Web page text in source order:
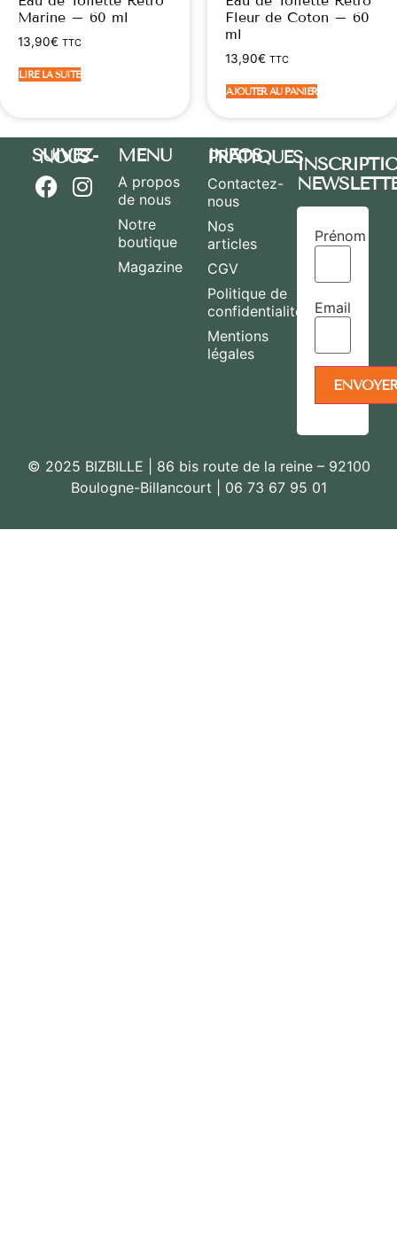
Marine – 60 ml
13,90€ TTC
LIRE LA SUITE
Fleur de Coton – 60
ml
13,90€ TTC
AJOUTER AU PANIER
SUIVEZ-NOUS MENU
A propos
de nous
Notre
boutique
Magazine
INFOS PRATIQUES
Contactez-
nous
Nos
articles
CGV
Politique de
confidentialité
Mentions
légales
Prénom
Email
© 2025 BIZBILLE | 86 bis route de la reine – 92100
Boulogne-Billancourt | 06 73 67 95 01